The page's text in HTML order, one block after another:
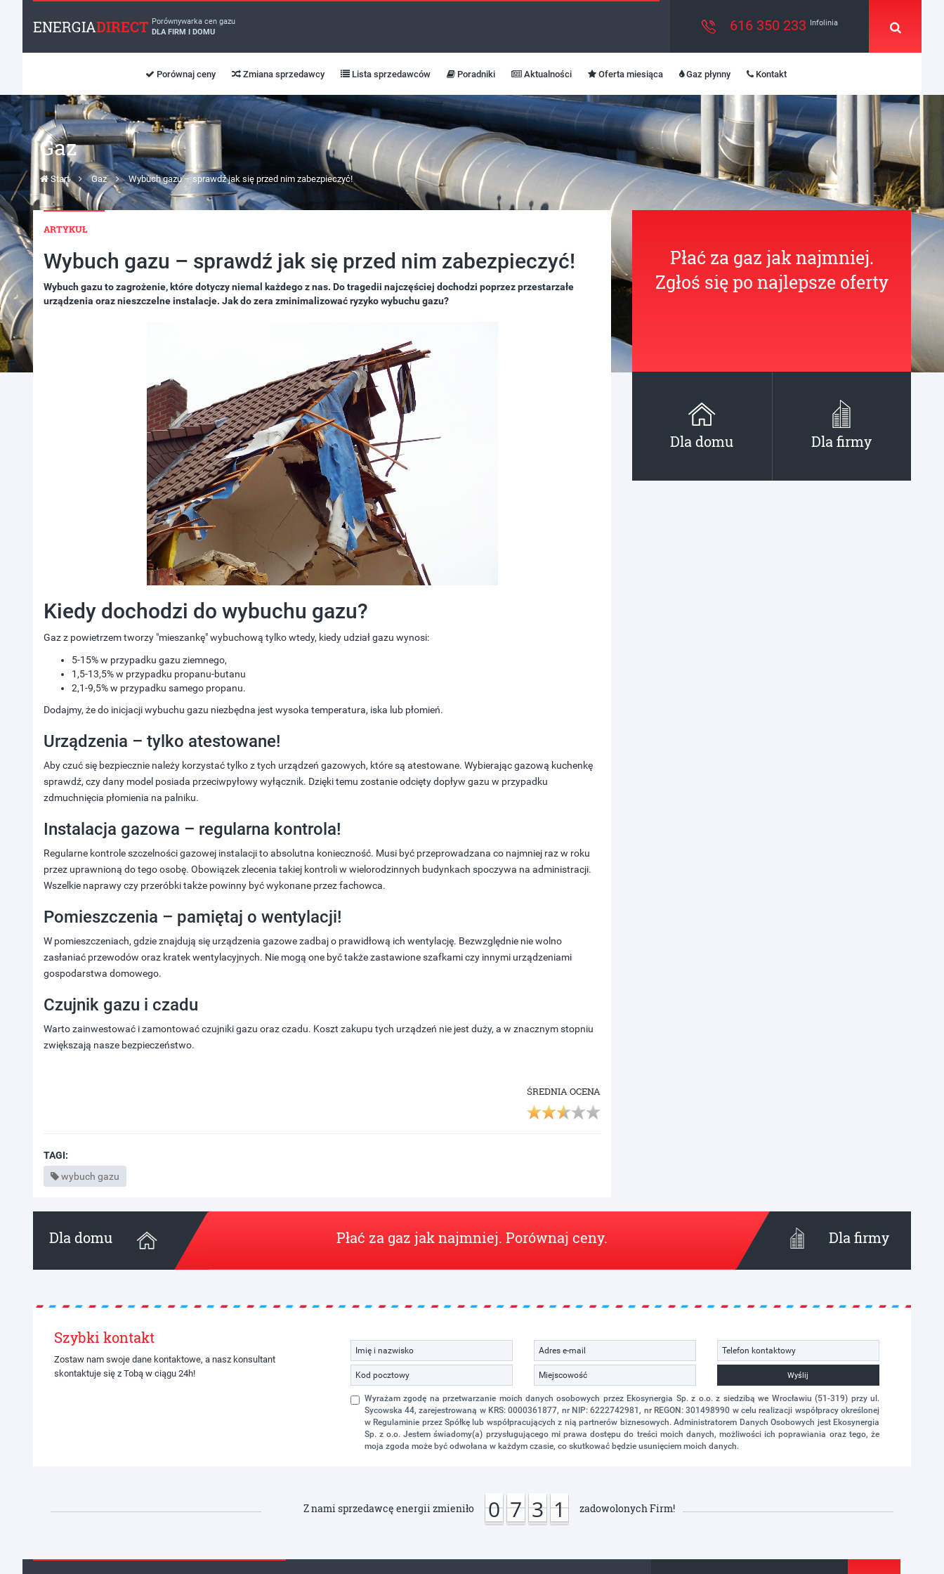
ENERGIADIRECT Porównywarka cen gazu
DLA FIRM I DOMU
616 350 233 Infolinia
Porównaj ceny Zmiana sprzedawcy Lista sprzedawców Poradniki Aktualności Oferta miesiąca Gaz płynny Kontakt
Gaz
Start Gaz Wybuch gazu – sprawdź jak się przed nim zabezpieczyć!
ARTYKUŁ
Wybuch gazu – sprawdź jak się przed nim zabezpieczyć!
Wybuch gazu to zagrożenie, które dotyczy niemal każdego z nas. Do tragedii najczęściej dochodzi poprzez przestarzałe
urządzenia oraz nieszczelne instalacje. Jak do zera zminimalizować ryzyko wybuchu gazu?
Kiedy dochodzi do wybuchu gazu?
Gaz z powietrzem tworzy "mieszankę" wybuchową tylko wtedy, kiedy udział gazu wynosi:
5-15% w przypadku gazu ziemnego,
1,5-13,5% w przypadku propanu-butanu
2,1-9,5% w przypadku samego propanu.
Dodajmy, że do inicjacji wybuchu gazu niezbędna jest wysoka temperatura, iska lub płomień.
Urządzenia – tylko atestowane!
Aby czuć się bezpiecznie należy korzystać tylko z tych urządzeń gazowych, które są atestowane. Wybierając gazową kuchenkę
sprawdź, czy dany model posiada przeciwpyłowy wyłącznik. Dzięki temu zostanie odcięty dopływ gazu w przypadku
zdmuchnięcia płomienia na palniku.
Instalacja gazowa – regularna kontrola!
Regularne kontrole szczelności gazowej instalacji to absolutna konieczność. Musi być przeprowadzana co najmniej raz w roku
przez uprawnioną do tego osobę. Obowiązek zlecenia takiej kontroli w wielorodzinnych budynkach spoczywa na administracji.
Wszelkie naprawy czy przeróbki także powinny być wykonane przez fachowca.
Pomieszczenia – pamiętaj o wentylacji!
W pomieszczeniach, gdzie znajdują się urządzenia gazowe zadbaj o prawidłową ich wentylację. Bezwzględnie nie wolno
zasłaniać przewodów oraz kratek wentylacyjnych. Nie mogą one być także zastawione szafkami czy innymi urządzeniami
gospodarstwa domowego.
Czujnik gazu i czadu
Warto zainwestować i zamontować czujniki gazu oraz czadu. Koszt zakupu tych urządzeń nie jest duży, a w znacznym stopniu
zwiększają nasze bezpieczeństwo.
ŚREDNIA OCENA
TAGI:
wybuch gazu
Płać za gaz jak najmniej.
Zgłoś się po najlepsze oferty
Dla domu Dla firmy
Dla domu Płać za gaz jak najmniej. Porównaj ceny. Dla firmy
Szybki kontakt
Zostaw nam swoje dane kontaktowe, a nasz konsultant
skontaktuje się z Tobą w ciągu 24h!
Wyślij
Wyrażam zgodę na przetwarzanie moich danych osobowych przez Ekosynergia Sp. z o.o. z siedzibą we Wrocławiu (51-319) przy ul.
Sycowska 44, zarejestrowaną w KRS: 0000361877, nr NIP: 6222742981, nr REGON: 301498990 w celu realizacji współpracy określonej
w Regulaminie przez Spółkę lub współpracujących z nią partnerów biznesowych. Administratorem Danych Osobowych jest Ekosynergia
Sp. z o.o. Jestem świadomy(a) przysługującego mi prawa dostępu do treści moich danych, możliwości ich poprawiania oraz tego, że
moja zgoda może być odwołana w każdym czasie, co skutkować będzie usunięciem moich danych.
Z nami sprzedawcę energii zmieniło 0 7 3 1 zadowolonych Firm!